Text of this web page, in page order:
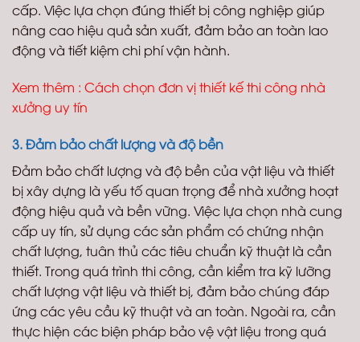
cấp. Việc lựa chọn đúng thiết bị công nghiệp giúp
nâng cao hiệu quả sản xuất, đảm bảo an toàn lao
động và tiết kiệm chi phí vận hành.
Xem thêm : Cách chọn đơn vị thiết kế thi công nhà
xưởng uy tín
3. Đảm bảo chất lượng và độ bền
Đảm bảo chất lượng và độ bền của vật liệu và thiết
bị xây dựng là yếu tố quan trọng để nhà xưởng hoạt
động hiệu quả và bền vững. Việc lựa chọn nhà cung
cấp uy tín, sử dụng các sản phẩm có chứng nhận
chất lượng, tuân thủ các tiêu chuẩn kỹ thuật là cần
thiết. Trong quá trình thi công, cần kiểm tra kỹ lưỡng
chất lượng vật liệu và thiết bị, đảm bảo chúng đáp
ứng các yêu cầu kỹ thuật và an toàn. Ngoài ra, cần
thực hiện các biện pháp bảo vệ vật liệu trong quá